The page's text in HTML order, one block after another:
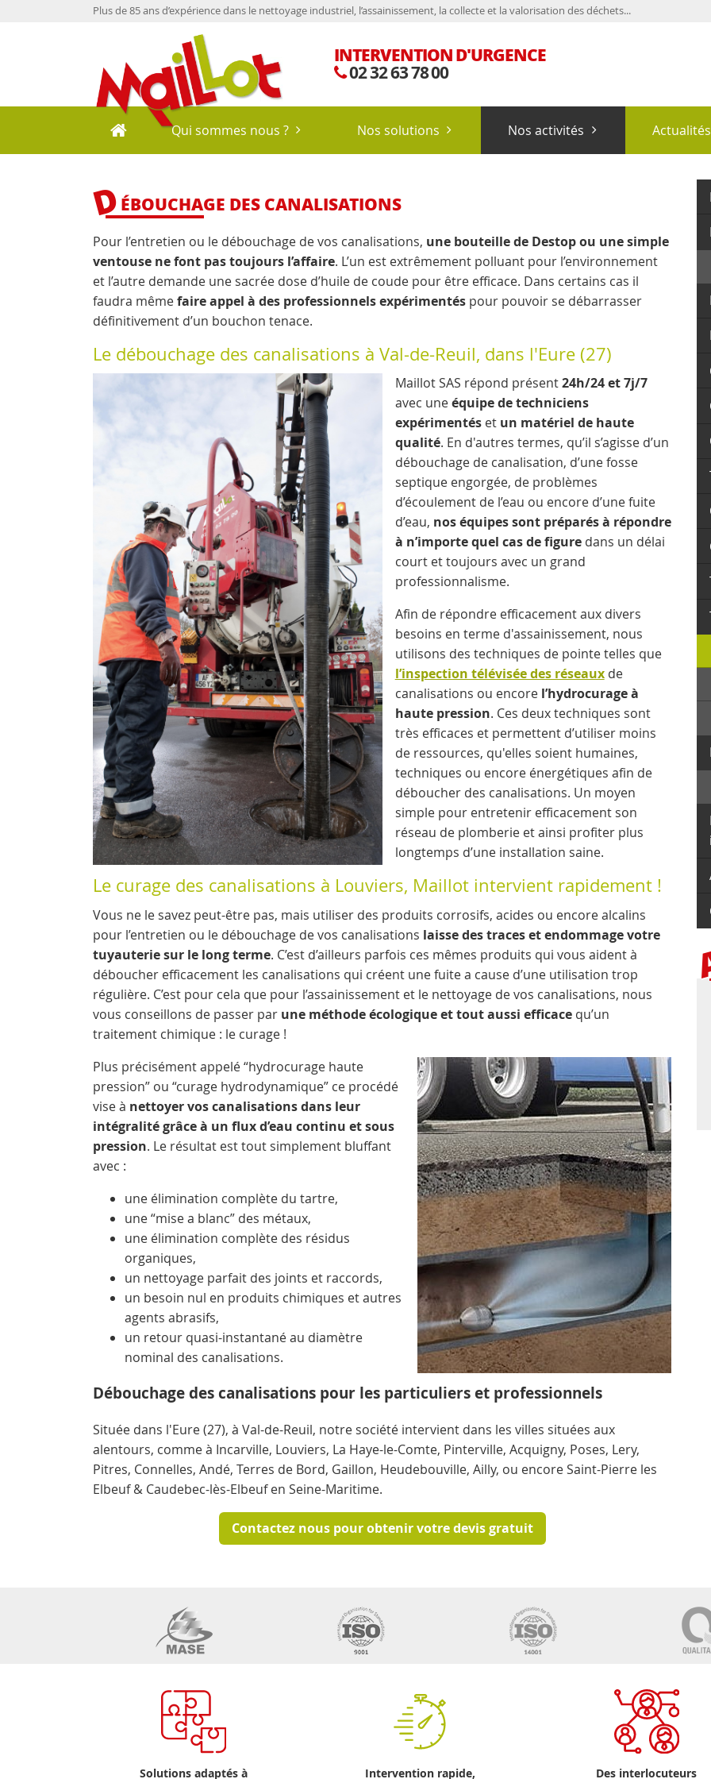
Plus de 85 ans d’expérience dans le nettoyage industriel, l’assainissement, la collecte et la valorisation des déchets...
INTERVENTION D'URGENCE
02 32 63 78 00
Qui sommes nous ? Nos solutions Nos activités Actualités
DÉBOUCHAGE DES CANALISATIONS
Pour l’entretien ou le débouchage de vos canalisations, une bouteille de Destop ou une simple
ventouse ne font pas toujours l’affaire. L’un est extrêmement polluant pour l’environnement
et l’autre demande une sacrée dose d’huile de coude pour être efficace. Dans certains cas il
faudra mêmefaire appel à des professionnels expérimentés pour pouvoir se débarrasser
définitivement d’un bouchon tenace.
Le débouchage des canalisations à Val-de-Reuil, dans l'Eure (27)
Maillot SAS répond présent24h/24 et 7j/7
avec uneéquipe de techniciens
expérimentéset un matériel de haute
qualité. En d'autres termes, qu’il s’agisse d’un
débouchage de canalisation, d’une fosse
septique engorgée, de problèmes
d’écoulement de l’eau ou encore d’une fuite
d’eau, nos équipes sont préparés à répondre
à n’importe quel cas de figuredans un délai
court et toujours avec un grand
professionnalisme.
Afin de répondre efficacement aux divers
besoins en terme d'assainissement, nous
utilisons des techniques de pointe telles que
l’inspection télévisée des réseauxde
canalisations ou encore l’hydrocurage à
haute pression. Ces deux techniques sont
très efficaces et permettent d’utiliser moins
de ressources, qu'elles soient humaines,
techniques ou encore énergétiques afin de
déboucher des canalisations. Un moyen
simple pour entretenir efficacement son
réseau de plomberie et ainsi profiter plus
longtemps d’une installation saine.
Le curage des canalisations à Louviers, Maillot intervient rapidement !
Vous ne le savez peut-être pas, mais utiliser des produits corrosifs, acides ou encore alcalins
pour l’entretien ou le débouchage de vos canalisations laisse des traces et endommage votre
tuyauterie sur le long terme. C’est d’ailleurs parfois ces mêmes produits qui vous aident à
déboucher efficacement les canalisations qui créent une fuite a cause d’une utilisation trop
régulière. C’est pour cela que pour l’assainissement et le nettoyage de vos canalisations, nous
vous conseillons de passer par une méthode écologique et tout aussi efficace qu’un
traitement chimique : le curage !
Plus précisément appelé “hydrocurage haute
pression” ou “curage hydrodynamique” ce procédé
vise à nettoyer vos canalisations dans leur
intégralité grâce à un flux d’eau continu et sous
pression. Le résultat est tout simplement bluffant
avec :
une élimination complète du tartre,
une “mise a blanc” des métaux,
une élimination complète des résidus
organiques,
un nettoyage parfait des joints et raccords,
un besoin nul en produits chimiques et autres
agents abrasifs,
un retour quasi-instantané au diamètre
nominal des canalisations.
Débouchage des canalisations pour les particuliers et professionnels
Située dans l'Eure (27), à Val-de-Reuil, notre société intervient dans les villes situées aux
alentours, comme à Incarville, Louviers, La Haye-le-Comte, Pinterville, Acquigny, Poses, Lery,
Pitres, Connelles, Andé, Terres de Bord, Gaillon, Heudebouville, Ailly, ou encore Saint-Pierre les
Elbeuf & Caudebec-lès-Elbeuf en Seine-Maritime.
Contactez nous pour obtenir votre devis gratuit
Solutions adaptés à Intervention rapide, Des interlocuteurs